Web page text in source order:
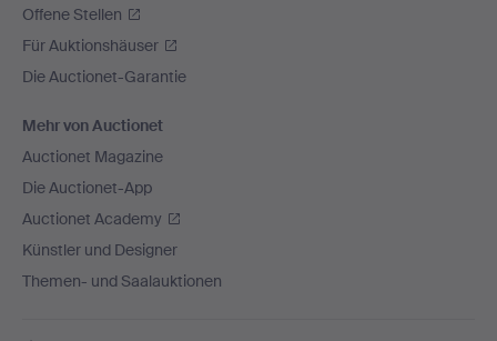
Offene Stellen
Für Auktionshäuser
Die Auctionet-Garantie
Mehr von Auctionet
Auctionet Magazine
Die Auctionet-App
Auctionet Academy
Künstler und Designer
Themen- und Saalauktionen